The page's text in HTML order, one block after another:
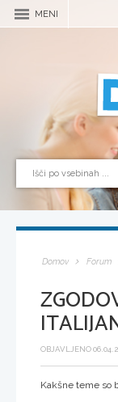
MENI
Domov Forum
OBJAVLJENO
Kakšne teme so